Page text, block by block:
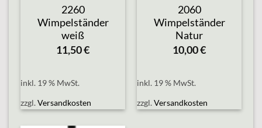
2260
Wimpelständer
weiß
11,50€
inkl. 19 % MwSt.
zzgl.Versandkosten
2060
Wimpelständer
Natur
10,00€
inkl. 19 % MwSt.
zzgl.Versandkosten